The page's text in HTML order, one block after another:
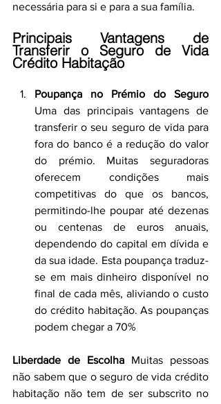
necessária para si e para a sua família.
Principais Vantagens de
Transferir o Seguro de Vida
Crédito Habitação
Uma das principais vantagens de
transferir o seu seguro de vida para
fora do banco é a redução do valor
do prémio. Muitas seguradoras
oferecem condições mais
competitivas do que os bancos,
permitindo-lhe poupar até dezenas
ou centenas de euros anuais,
dependendo do capital em dívida e
da sua idade. Esta poupança traduz-
se em mais dinheiro disponível no
final de cada mês, aliviando o custo
do crédito habitação. As poupanças
podem chegar a 70%
Liberdade de Escolha Muitas pessoas
não sabem que o seguro de vida crédito
habitação não tem de ser subscrito no